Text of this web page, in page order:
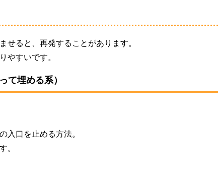
せると、再発することがあります。
やすいです。
て埋める系）
入口を止める方法。
。